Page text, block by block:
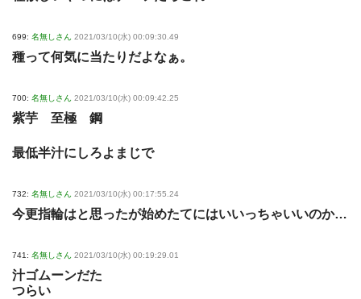
699: 名無しさん 2021/03/10(水) 00:09:30.49
種って何気に当たりだよなぁ。
700: 名無しさん 2021/03/10(水) 00:09:42.25
紫芋 至極 鋼
最低半汁にしろよまじで
732: 名無しさん 2021/03/10(水) 00:17:55.24
今更指輪はと思ったが始めたてにはいいっちゃいいのか…
741: 名無しさん 2021/03/10(水) 00:19:29.01
汁ゴムーンだた
つらい